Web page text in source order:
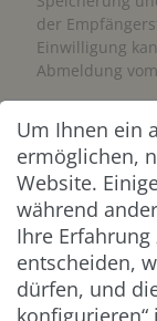
der
Einwilligung
Abmeldung
ZAHLUNG &
Um Ihnen ein
ermöglichen,
Website.
während
Ihre
entscheiden,
dürfen, und
konfigurieren“